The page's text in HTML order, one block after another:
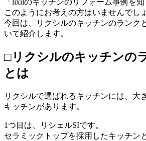
このようにお考えの方はいませんでし
今回は、リクシルのキッチンのランク
いて紹介します。
□リクシルのキッチンの
とは
リクシルで選ばれるキッチンには、大
キッチンがあります。
1つ目は、リシェルSIです。
セラミックトップを採用したキッチン